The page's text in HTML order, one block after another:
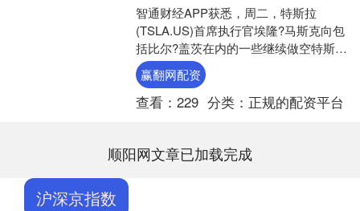
智通财经APP获悉，周二，特斯拉
(TSLA.US)首席执行官埃隆?马斯克向包
括比尔?盖茨在内的一些继续做空特斯拉
的投资者发出了严厉警告，称他们将
被“消灭”。 马....
赢翻网配资
查看： 229 分类： 正规的配资平台
顺阳网文章已加载完成
沪深京指数